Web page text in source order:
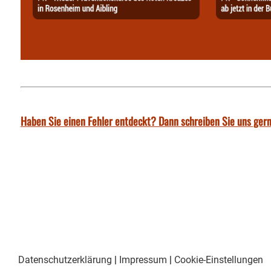
Haben Sie einen Fehler entdeckt? Dann schreiben Sie uns
Datenschutzerklärung | Impressum | Cookie-Einstellungen